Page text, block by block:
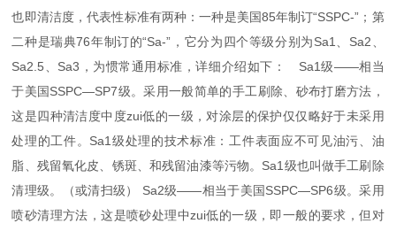
也即清洁度，代表性标准有两种：一种是美国85年制订“SSPC-”；第
二种是瑞典76年制订的“Sa-”，它分为四个等级分别为Sa1、Sa2、
Sa2.5、Sa3，为惯常通用标准，详细介绍如下： Sa1级——相当
于美国SSPC—SP7级。采用一般简单的手工刷除、砂布打磨方法，
这是四种清洁度中度zui低的一级，对涂层的保护仅仅略好于未采用
处理的工件。Sa1级处理的技术标准：工件表面应不可见油污、油
脂、残留氧化皮、锈斑、和残留油漆等污物。Sa1级也叫做手工刷除
清理级。（或清扫级） Sa2级——相当于美国SSPC—SP6级。采用
喷砂清理方法，这是喷砂处理中zui低的一级，即一般的要求，但对